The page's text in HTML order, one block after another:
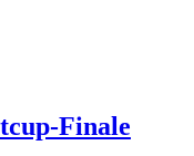
Finale